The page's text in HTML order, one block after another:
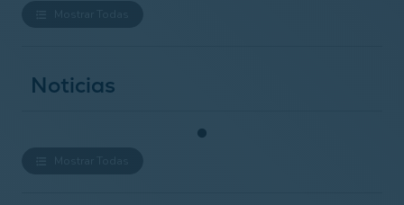
Noticias